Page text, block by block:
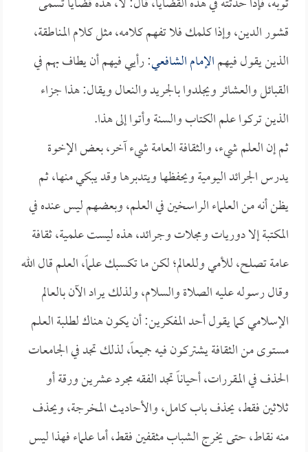
قشور الدين، وإذا كلمك فلا تفهم كلامه، مثل كلام المناطقة،
الذين يقول فيهمالإمام الشافعي: رأيي فيهم أن يطاف بهم في
القبائل والعشائر ويجلدوا بالجريد والنعال ويقال: هذا جزاء
الذين تركوا علم الكتاب والسنة وأتوا إلى هذا.
ثم إن العلم شيء، والثقافة العامة شيء آخر، بعض الإخوة
يدرس الجرائد اليومية ويحفظها ويتدبرها وقد يبكي منها، ثم
يظن أنه من العلماء الراسخين في العلم، وبعضهم ليس عنده في
المكتبة إلا دوريات ومجلات وجرائد، هذه ليست علمية، ثقافة
عامة تصلح، للأمي وللعالم؛ لكن ما تكسبك علماً، العلم قال الله
وقال رسوله عليه الصلاة والسلام، ولذلك يراد الآن بالعالم
الإسلامي كما يقول أحد المفكرين: أن يكون هناك لطلبة العلم
مستوى من الثقافة يشتركون فيه جميعاً، لذلك تجد في الجامعات
الحذف في المقررات، أحياناً تجد الفقه مجرد عشرين ورقة أو
ثلاثين فقط، يحذف باب كامل، والأحاديث المخرجة، ويحذف
منه نقاط، حتى يخرج الشباب مثقفين فقط، أما علماء فهذا ليس